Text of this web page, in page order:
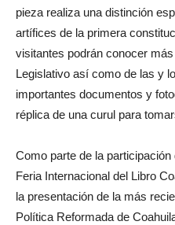
pieza realiza una distinción
artífices de la primera
visitantes podrán conocer
Legislativo así como de las y
importantes documentos y
réplica de una curul para
Como parte de la
Feria Internacional del Libro
la presentación de la más
Política Reformada de